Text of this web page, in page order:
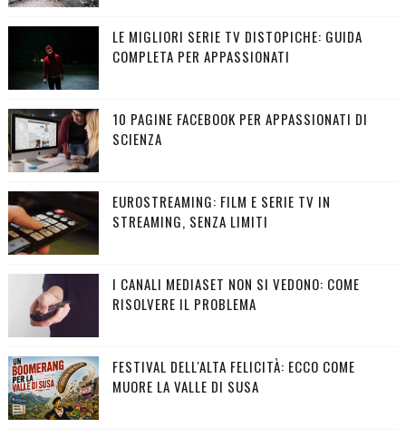
LE MIGLIORI SERIE TV DISTOPICHE: GUIDA
COMPLETA PER APPASSIONATI
10 PAGINE FACEBOOK PER APPASSIONATI DI
SCIENZA
EUROSTREAMING: FILM E SERIE TV IN
STREAMING, SENZA LIMITI
I CANALI MEDIASET NON SI VEDONO: COME
RISOLVERE IL PROBLEMA
FESTIVAL DELL'ALTA FELICITÀ: ECCO COME
MUORE LA VALLE DI SUSA